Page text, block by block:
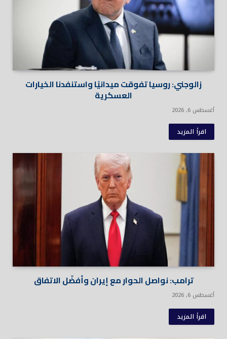
زالوجني: روسيا تفوقت ميدانيًا واستنفدنا الخيارات
العسكرية
أغسطس 6, 2026
اقرأ المزيد
ترامب: نواصل الحوار مع إيران وأفضّل الاتفاق
أغسطس 6, 2026
اقرأ المزيد